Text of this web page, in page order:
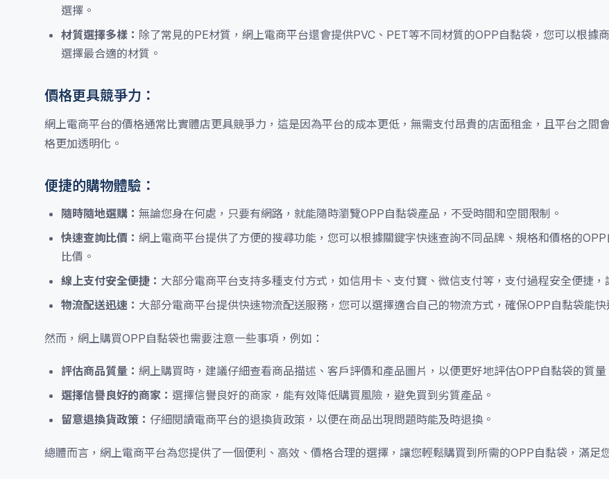
選擇。
材質選擇多樣： 除了常見的PE材質，網上電商平台還會提供PVC、PET等不同材質的OPP自黏袋，您可以根據
選擇最合適的材質。
價格更具競爭力：
網上電商平台的價格通常比實體店更具競爭力，這是因為平台的成本更低，無需支付昂貴的店面租金，且平台之間
格更加透明化。
便捷的購物體驗：
隨時隨地選購： 無論您身在何處，只要有網路，就能隨時瀏覽OPP自黏袋產品，不受時間和空間限制。
快速查詢比價： 網上電商平台提供了方便的搜尋功能，您可以根據關鍵字快速查詢不同品牌、規格和價格的
比價。
線上支付安全便捷： 大部分電商平台支持多種支付方式，如信用卡、支付寶、微信支付等，支付過程安全便捷，
物流配送迅速： 大部分電商平台提供快速物流配送服務，您可以選擇適合自己的物流方式，確保OPP自黏袋能快
然而，網上購買OPP自黏袋也需要注意一些事項，例如：
評估商品質量： 網上購買時，建議仔細查看商品描述、客戶評價和產品圖片，以便更好地評估OPP自黏袋的質量
選擇信譽良好的商家： 選擇信譽良好的商家，能有效降低購買風險，避免買到劣質產品。
留意退換貨政策： 仔細閱讀電商平台的退換貨政策，以便在商品出現問題時能及時退換。
總體而言，網上電商平台為您提供了一個便利、高效、價格合理的選擇，讓您輕鬆購買到所需的OPP自黏袋，滿足